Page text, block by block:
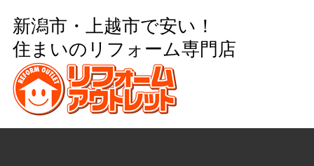
新潟市・上越市で安い！
住まいのリフォーム専門店